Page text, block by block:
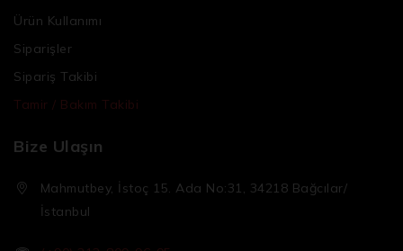
Ürün Kullanımı
Siparişler
Sipariş Takibi
Tamir / Bakım Takibi
Bize Ulaşın
Mahmutbey, İstoç 15. Ada No:31, 34218 Bağcılar/
İstanbul